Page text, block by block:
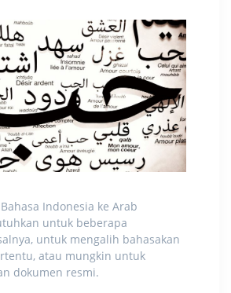
Indonesia ke Arab
untuk beberapa
untuk mengalih bahasakan
atau mungkin untuk
dokumen resmi.